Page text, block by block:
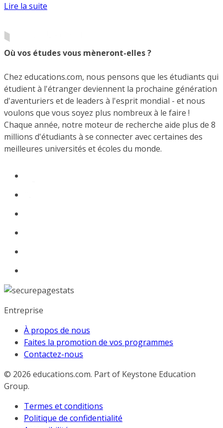
Lire la suite
Où vos études vous mèneront-elles ?
Chez educations.com, nous pensons que les étudiants qui
étudient à l'étranger deviennent la prochaine génération
d'aventuriers et de leaders à l'esprit mondial - et nous
voulons que vous soyez plus nombreux à le faire !
Chaque année, notre moteur de recherche aide plus de 8
millions d'étudiants à se connecter avec certaines des
meilleures universités et écoles du monde.
Entreprise
À propos de nous
Faites la promotion de vos programmes
Contactez-nous
© 2026 educations.com. Part of Keystone Education
Group.
Termes et conditions
Politique de confidentialité